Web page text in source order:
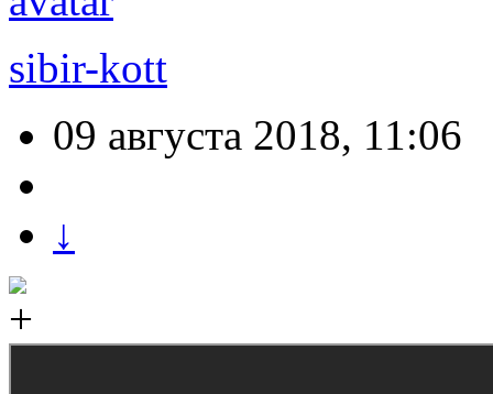
sibir-kott
09 августа 2018, 11:06
↓